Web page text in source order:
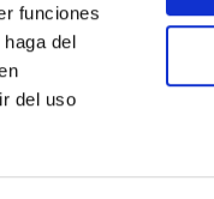
funciones
del
del uso